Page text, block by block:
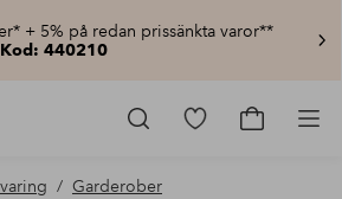
+ 5% på redan prissänkta varor**
Kod: 440210
Gå
Gå
Garderober